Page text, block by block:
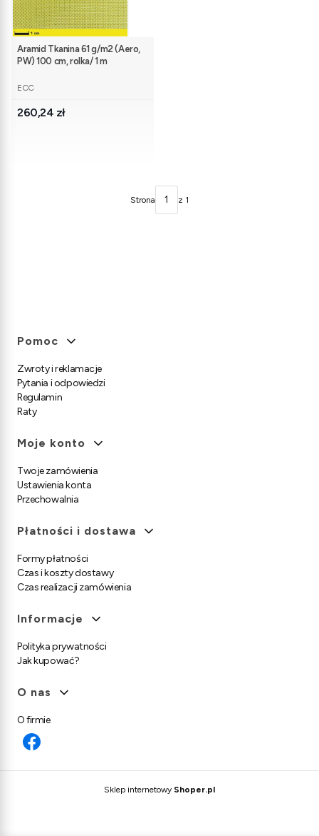
Aramid Tkanina 61 g/m2 (Aero,
PW) 100 cm, rolka/ 1 m
PRODUCENT
ECC
Cena
260,24 zł
Strona z 1
Linki w stopce
Pomoc
Zwroty i reklamacje
Pytania i odpowiedzi
Regulamin
Raty
Moje konto
Twoje zamówienia
Ustawienia konta
Przechowalnia
Płatności i dostawa
Formy płatności
Czas i koszty dostawy
Czas realizacji zamówienia
Informacje
Polityka prywatności
Jak kupować?
O nas
O firmie
Sklep internetowy Shoper.pl